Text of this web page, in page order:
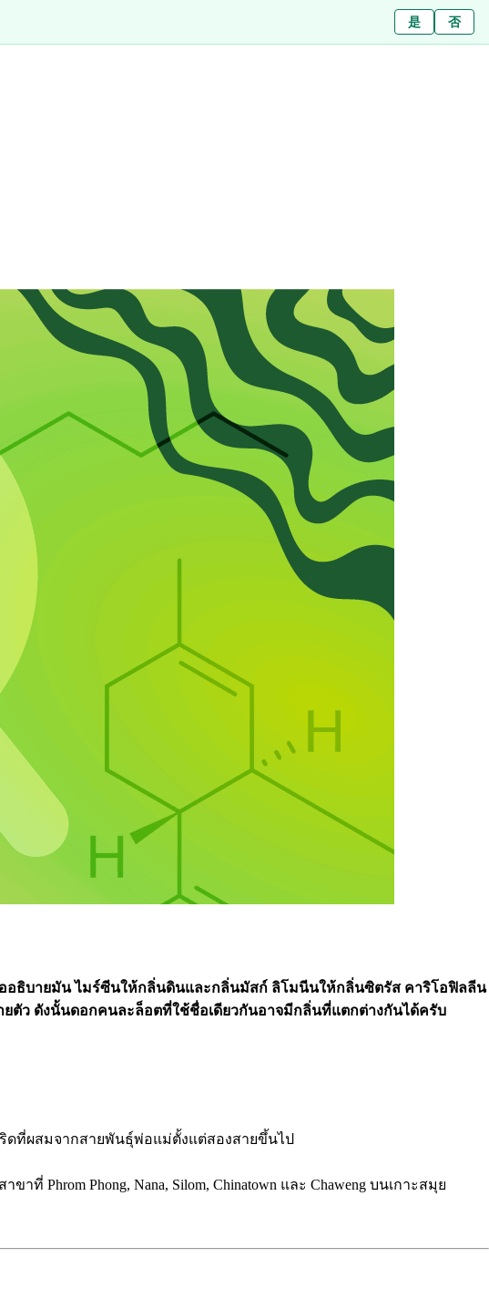
Nein
是 否
สาขาเกี่ยวกับเราบทความข่าวติดต่อ
อธิบายมัน ไมร์ซีนให้กลิ่นดินและกลิ่นมัสก์ ลิโมนีนให้กลิ่นซิตรัส คาริโอฟิลลีน
ตัว ดังนั้นดอกคนละล็อตที่ใช้ชื่อเดียวกันอาจมีกลิ่นที่แตกต่างกันได้ครับ
ริดที่ผสมจากสายพันธุ์พ่อแม่ตั้งแต่สองสายขึ้นไป
Phrom Phong, Nana, Silom, Chinatown และ Chaweng บนเกาะสมุย